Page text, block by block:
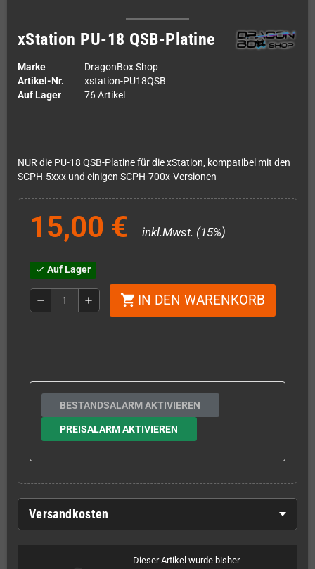
xStation PU-18 QSB-Platine
Marke
DragonBox Shop
Artikel-Nr.
xstation-PU18QSB
Auf Lager
76 Artikel
NUR die PU-18 QSB-Platine für die xStation, kompatibel mit den
SCPH-5xxx und einigen SCPH-700x-Versionen
15,00 € inkl.Mwst. (15%)
check Auf Lager
remove add shopping_cart IN DEN WARENKORB
BESTANDSALARM AKTIVIEREN
PREISALARM AKTIVIEREN
Versandkosten
Dieser Artikel wurde bisher